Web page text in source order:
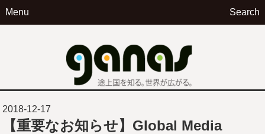
Menu Search
2018-12-17
【重要なお知らせ】Global Media